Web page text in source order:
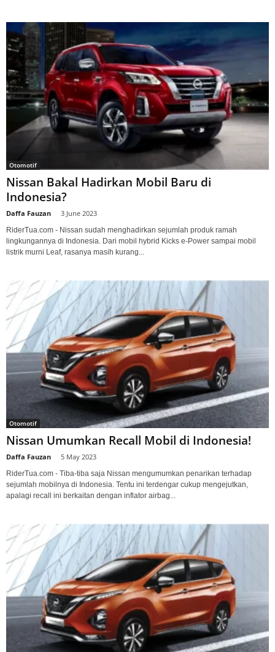
Otomotif
Nissan Bakal Hadirkan Mobil Baru di
Indonesia?
Daffa Fauzan 3 June 2023
RiderTua.com - Nissan sudah menghadirkan sejumlah produk ramah
lingkungannya di Indonesia. Dari mobil hybrid Kicks e-Power sampai mobil
listrik murni Leaf, rasanya masih kurang...
Otomotif
Nissan Umumkan Recall Mobil di Indonesia!
Daffa Fauzan 5 May 2023
RiderTua.com - Tiba-tiba saja Nissan mengumumkan penarikan terhadap
sejumlah mobilnya di Indonesia. Tentu ini terdengar cukup mengejutkan,
apalagi recall ini berkaitan dengan inflator airbag...